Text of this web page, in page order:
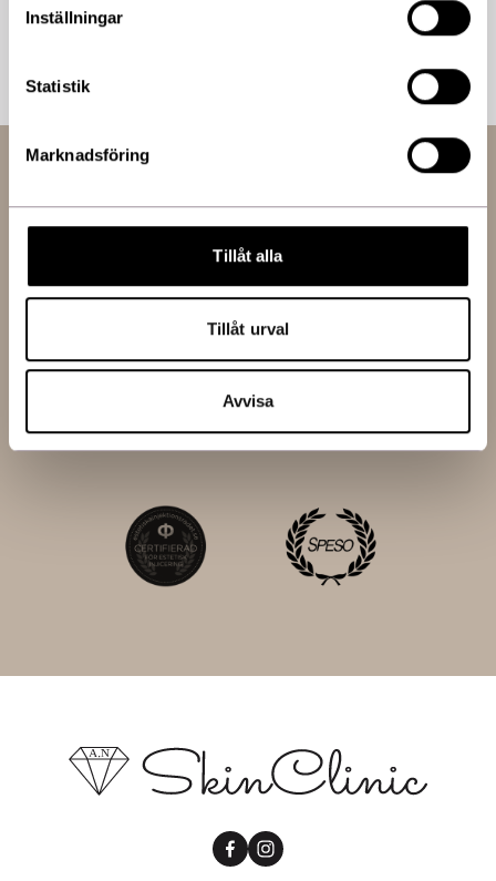
Inställningar
Statistik
Marknadsföring
Tillåt alla
Tillåt urval
Avvisa
Retinol Skin Brightener 1% – 30 mL / 1 Fl. Oz.
Wrinkle + Texture Repair – 30 mL / 1 Fl. Oz.
Självklart certifierade
För oss är det en själklarhet att alltid följa branschens
riktlinjer och certifieringar.